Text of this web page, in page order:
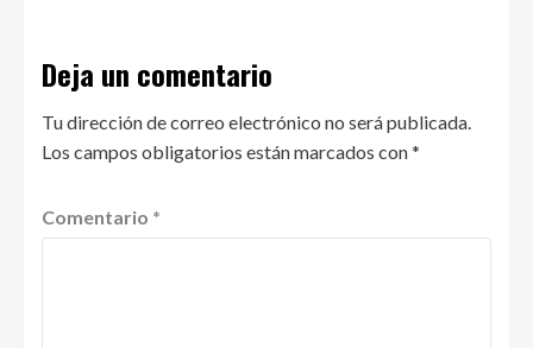
Deja un comentario
Tu dirección de correo electrónico no será publicada.
Los campos obligatorios están marcados con*
Comentario *